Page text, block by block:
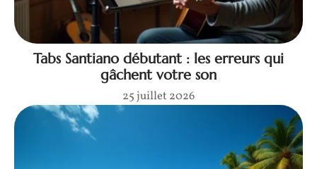
Tabs Santiano débutant : les erreurs qui
gâchent votre son
25 juillet 2026